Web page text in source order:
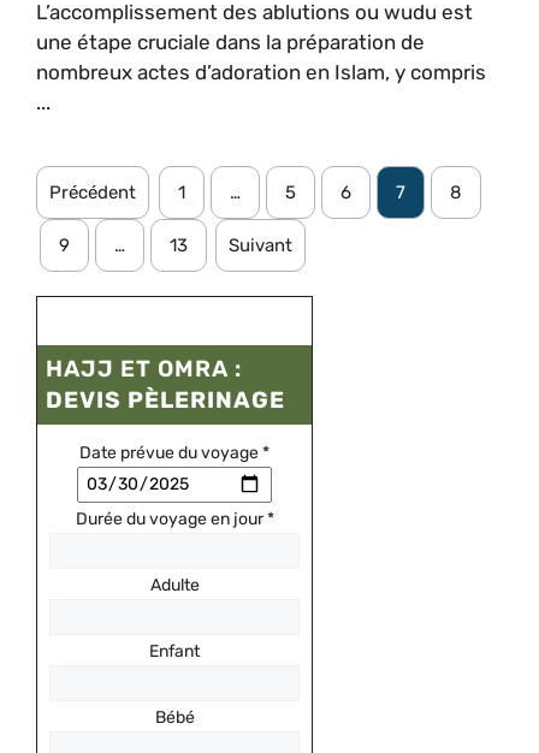
L’accomplissement des ablutions ou wudu est
une étape cruciale dans la préparation de
nombreux actes d’adoration en Islam, y compris
...
Précédent 1 … 5 6 7 8
9 … 13 Suivant
HAJJ ET OMRA :
DEVIS PÈLERINAGE
Date prévue du voyage*
Durée du voyage en jour*
Adulte
Enfant
Bébé